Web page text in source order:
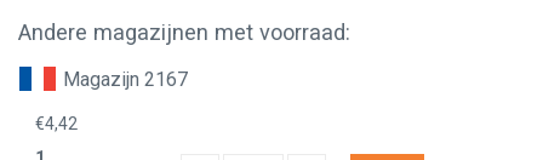
Andere magazijnen met voorraad:
Magazijn 2167
€4,42